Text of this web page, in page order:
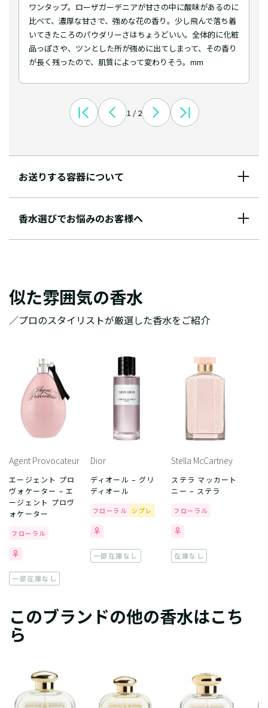
ワンタップ。ローザガーデニアが甘さの中に酸味があるのに
比べて、濃厚な甘さで、強めな花の香り。少し飛んで落ち着
いてきたころのパウダリーさはちょうどいい。全体的に化粧
品っぽさや、ツンとした所が強めに出てしまって、その香り
が長く残ったので、肌質によって変わりそう。mm
1 / 2
お送りする容器について
香水選びでお悩みのお客様へ
似た雰囲気の香水
／プロのスタイリストが厳選した香水をご紹介
Agent Provocateur
エージェント プロ
ヴォケーター – エ
ージェント プロヴ
ォケーター
フローラル
一部在庫なし
Dior
ディオール – グリ
ディオール
フローラル シプレ
一部在庫なし
Stella McCartney
ステラ マッカート
ニー – ステラ
フローラル
在庫なし
このブランドの他の香水はこち
ら